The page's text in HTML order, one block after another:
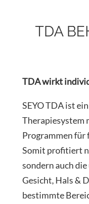
TDA
TDA wirkt
SEYO TDA ist
Therapiesystem
Programmen für
Somit profitiert
sondern auch
Gesicht, Hals &
bestimmte